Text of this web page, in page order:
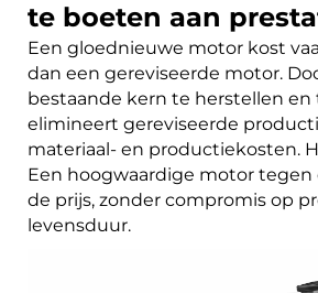
te boeten aan
Een gloednieuwe motor kost
dan een gereviseerde motor.
bestaande kern te herstellen en
elimineert gereviseerde
materiaal- en productiekosten.
Een hoogwaardige motor tegen
de prijs, zonder compromis op
levensduur.